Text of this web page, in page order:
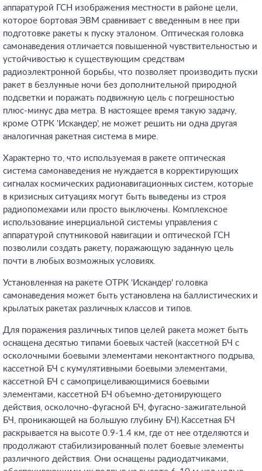
аппаратурой ГСН изображения местности в районе цели,
которое бортовая ЭВМ сравнивает с введенным в нее при
подготовке ракеты к пуску эталоном. Оптическая головка
самонаведения отличается повышенной чувствительностью и
устойчивостью к существующим средствам
радиоэлектронной борьбы, что позволяет производить пуски
ракет в безлунные ночи без дополнительной природной
подсветки и поражать подвижную цель с погрешностью
плюс-минус два метра. В настоящее время такую задачу,
кроме ОТРК 'Искандер', не может решить ни одна другая
аналогичная ракетная система в мире.
Характерно то, что используемая в ракете оптическая
система самонаведения не нуждается в корректирующих
сигналах космических радионавигационных систем, которые
в кризисных ситуациях могут быть выведены из строя
радиопомехами или просто выключены. Комплексное
использование инерциальной системы управления с
аппаратурой спутниковой навигации и оптической ГСН
позволили создать ракету, поражающую заданную цель
почти в любых возможных условиях.
Установленная на ракете ОТРК 'Искандер' головка
самонаведения может быть установлена на баллистических и
крылатых ракетах различных классов и типов.
Для поражения различных типов целей ракета может быть
оснащена десятью типами боевых частей (кассетной БЧ с
осколочными боевыми элементами неконтактного подрыва,
кассетной БЧ с кумулятивными боевыми элементами,
кассетной БЧ с самоприцеливающимися боевыми
элементами, кассетной БЧ объемно-детонирующего
действия, осколочно-фугасной БЧ, фугасно-зажигательной
БЧ, проникающей на большую глубину БЧ).Кассетная БЧ
раскрывается на высоте 0.9-1.4 км, где от нее отделяются и
продолжают стабилизированный полет боевые элементы
различного действия. Они оснащены радиодатчиками,